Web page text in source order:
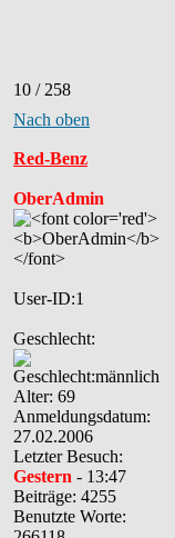
10 / 258
Nach oben
Red-Benz
OberAdmin
User-ID:1
Geschlecht:
Alter: 69
Anmeldungsdatum:
27.02.2006
Letzter Besuch:
Gestern - 13:47
Beiträge: 4255
Benutzte Worte: